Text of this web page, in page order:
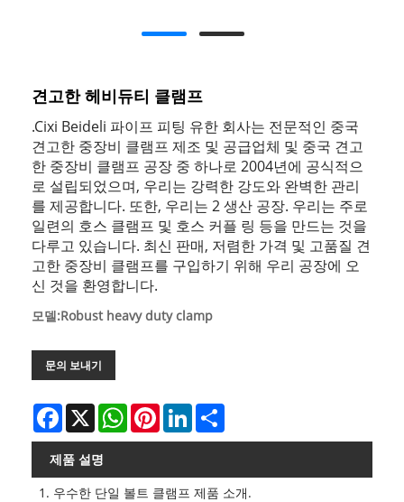
견고한 헤비듀티 클램프
.Cixi Beideli 파이프 피팅 유한 회사는 전문적인 중국
견고한 중장비 클램프 제조 및 공급업체 및 중국 견고
한 중장비 클램프 공장 중 하나로 2004년에 공식적으
로 설립되었으며, 우리는 강력한 강도와 완벽한 관리
를 제공합니다. 또한, 우리는 2 생산 공장. 우리는 주로
일련의 호스 클램프 및 호스 커플 링 등을 만드는 것을
다루고 있습니다. 최신 판매, 저렴한 가격 및 고품질 견
고한 중장비 클램프를 구입하기 위해 우리 공장에 오
신 것을 환영합니다.
모델:Robust heavy duty clamp
문의 보내기
Facebook
X WhatsAppPinterestLinkedIn
제품 설명
1. 우수한 단일 볼트 클램프 제품 소개.